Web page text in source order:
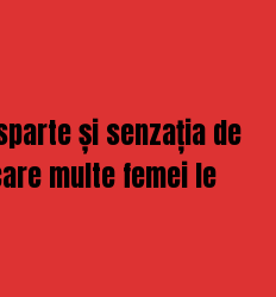
și senzația de
multe femei le